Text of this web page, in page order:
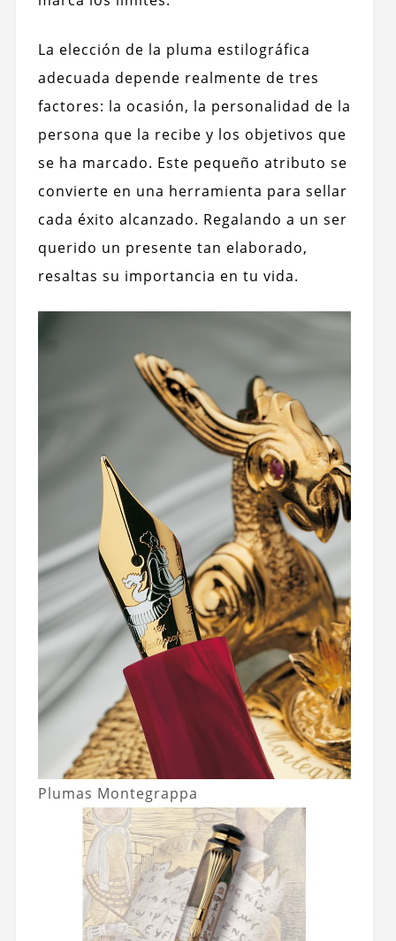
La elección de la pluma estilográfica
adecuada depende realmente de tres
factores: la ocasión, la personalidad de la
persona que la recibe y los objetivos que
se ha marcado. Este pequeño atributo se
convierte en una herramienta para sellar
cada éxito alcanzado. Regalando a un ser
querido un presente tan elaborado,
resaltas su importancia en tu vida.
Plumas Montegrappa